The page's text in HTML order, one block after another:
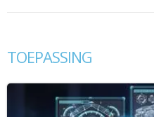
TOEPASSING